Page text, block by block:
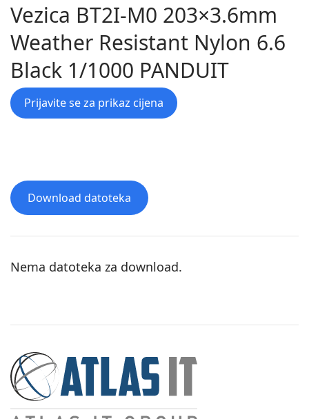
Vezica BT2I-M0 203×3.6mm
Weather Resistant Nylon 6.6
Black 1/1000 PANDUIT
Prijavite se za prikaz cijena
Download datoteka
Nema datoteka za download.